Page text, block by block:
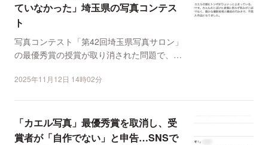
ていなかった」埼玉県の写真コンテス
ト
写真コンテスト「第42回埼玉県写真サロン」
の最優秀賞の授賞が取り消された問題で、受
2025年11月12日 14時02分
「カエル写真」最優秀賞を取消し、受
賞者が「自作でない」と申告…SNSで